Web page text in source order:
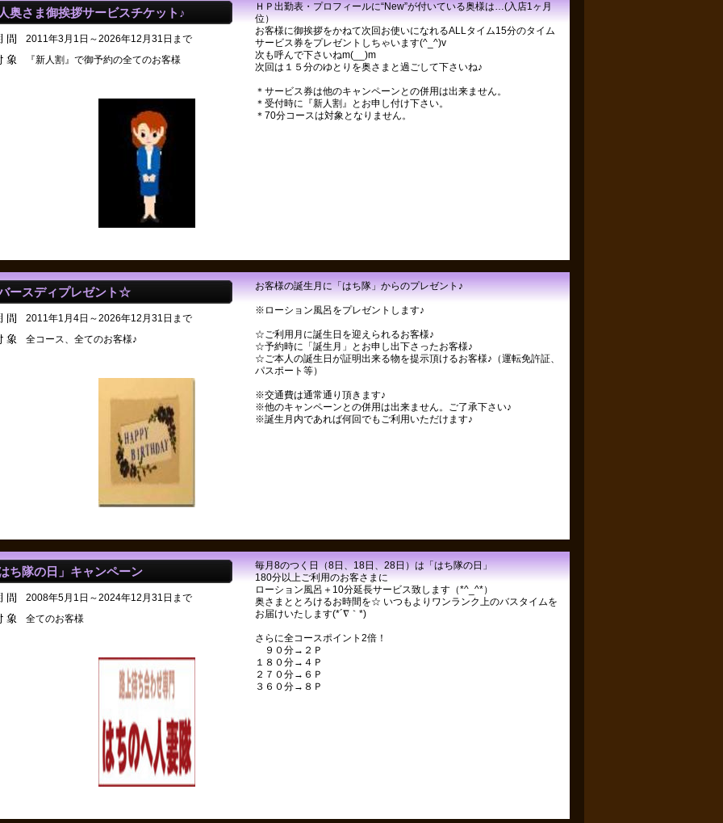
奥さま御挨拶サービスチケット♪
2011年3月1日～2026年12月31日まで
『新人割』で御予約の全てのお客様
ＨＰ出勤表・プロフィールに“New”が付いている奥様は…(入店1ヶ月
位）
お客様に御挨拶をかねて次回お使いになれるALLタイム15分のタイム
サービス券をプレゼントしちゃいます(^_^)v
次も呼んで下さいねm(__)m
次回は１５分のゆとりを奥さまと過ごして下さいね♪
＊サービス券は他のキャンペーンとの併用は出来ません。
＊受付時に『新人割』とお申し付け下さい。
＊70分コースは対象となりません。
ースディプレゼント☆
2011年1月4日～2026年12月31日まで
全コース、全てのお客様♪
お客様の誕生月に「はち隊」からのプレゼント♪
※ローション風呂をプレゼントします♪
☆ご利用月に誕生日を迎えられるお客様♪
☆予約時に「誕生月」とお申し出下さったお客様♪
☆ご本人の誕生日が証明出来る物を提示頂けるお客様♪（運転免許証、
パスポート等）
※交通費は通常通り頂きます♪
※他のキャンペーンとの併用は出来ません。ご了承下さい♪
※誕生月内であれば何回でもご利用いただけます♪
ち隊の日」キャンペーン
2008年5月1日～2024年12月31日まで
全てのお客様
毎月8のつく日（8日、18日、28日）は「はち隊の日」
180分以上ご利用のお客さまに
ローション風呂＋10分延長サービス致します（*^_^*）
奥さまととろけるお時間を☆ いつもよりワンランク上のバスタイムを
お届けいたします(*´∇｀*)
さらに全コースポイント2倍！
９０分→２Ｐ
１８０分→４Ｐ
２７０分→６Ｐ
３６０分→８Ｐ